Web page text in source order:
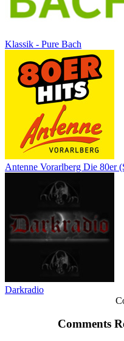
Klassik - Pure Bach
Antenne Vorarlberg Die 80er
Darkradio
Comments